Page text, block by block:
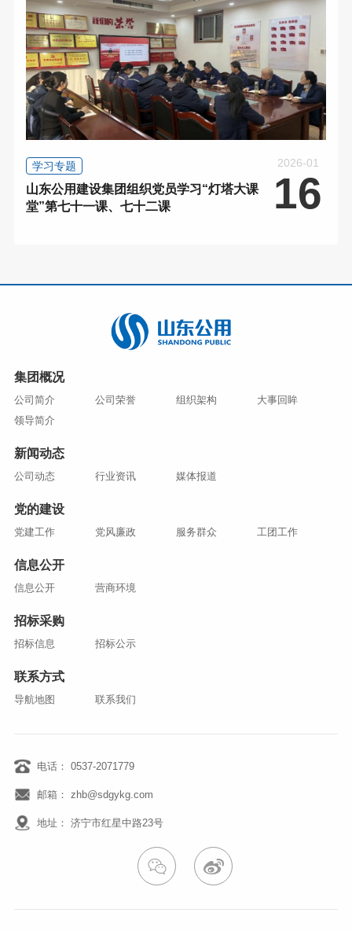
学习专题
山东公用建设集团组织党员学习“灯塔大课
堂”第七十一课、七十二课
2026-01
16
集团概况
公司简介 公司荣誉 组织架构
大事回眸
领导简介
新闻动态
公司动态 行业资讯 媒体报道
党的建设
党建工作 党风廉政 服务群众 工团工作
信息公开
信息公开 营商环境
招标采购
招标信息 招标公示
联系方式
导航地图 联系我们
电话： 0537-2071779
邮箱： zhb@sdgykg.com
地址： 济宁市红星中路23号